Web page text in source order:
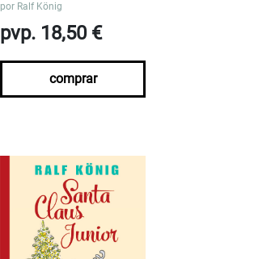
por Ralf König
pvp. 18,50 €
comprar